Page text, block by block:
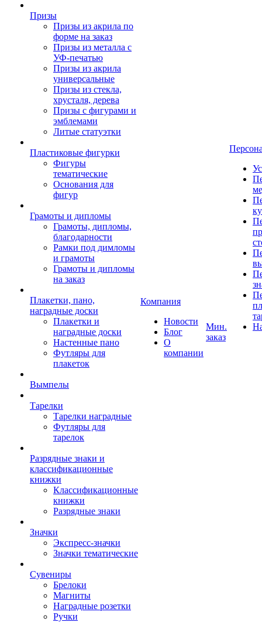
Призы
Призы из акрила по
форме на заказ
Призы из металла с
УФ-печатью
Призы из акрила
универсальные
Призы из стекла,
хрусталя, дерева
Призы с фигурами и
эмблемами
Литые статуэтки
Пластиковые фигурки
Фигуры
тематические
Основания для
фигур
Грамоты и дипломы
Грамоты, дипломы,
благодарности
Рамки под димломы
и грамоты
Грамоты и дипломы
на заказ
Плакетки, пано,
наградные доски
Плакетки и
наградные доски
Настенные пано
Футляры для
плакеток
Вымпелы
Тарелки
Тарелки наградные
Футляры для
тарелок
Разрядные знаки и
классификационные
книжки
Классификационные
книжки
Разрядные знаки
Значки
Экспресс-значки
Значки тематические
Сувениры
Брелоки
Магниты
Наградные розетки
Ручки
Компания
Новости
Блог
О
компании
Мин.
заказ